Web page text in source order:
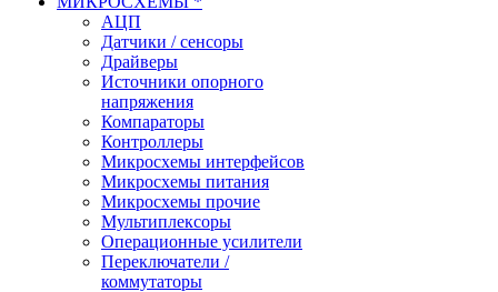
АЦП
Датчики / сенсоры
Драйверы
Источники опорного
напряжения
Компараторы
Контроллеры
Микросхемы интерфейсов
Микросхемы питания
Микросхемы прочие
Мультиплексоры
Операционные усилители
Переключатели /
коммутаторы